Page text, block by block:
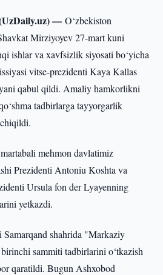
(UzDaily.uz) —O‘zbekiston
Mirziyoyev 27-mart kuni
ishlar va xavfsizlik siyosati bo‘yicha
vitse-prezidenti Kaya Kallas
qabul qildi. Amaliy hamkorlikni
tadbirlarga tayyorgarlik
mehmon davlatimiz
Prezidenti Antoniu Koshta va
Ursula fon der Lyayenning
yetkazdi.
shahrida "Markaziy
sammiti tadbirlarini o‘tkazish
qaratildi. Bugun Ashxobod